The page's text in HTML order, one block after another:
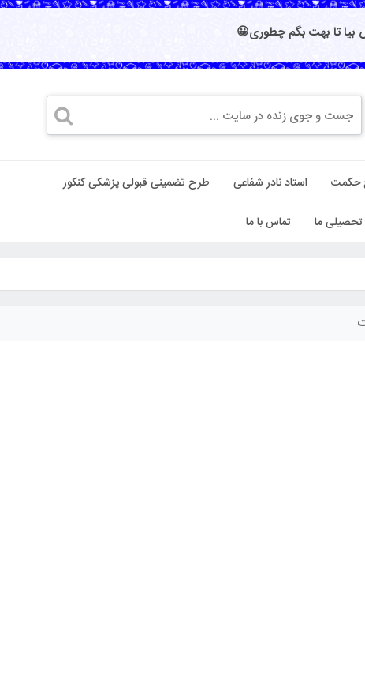
تا بهت بگم چطوری😀
حکمت استاد نادر شفاعی طرح تضمینی قبولی پزشکی کنکور
ما تماس با ما